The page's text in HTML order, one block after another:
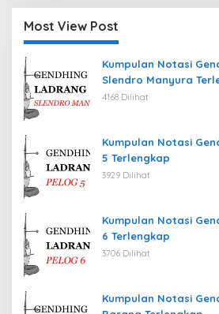
Most View Post
Kumpulan Notasi
Slendro Manyura
4168 Dilihat
Kumpulan Notasi
5 Terlengkap
3929 Dilihat
Kumpulan Notasi
6 Terlengkap
3706 Dilihat
Kumpulan Notasi